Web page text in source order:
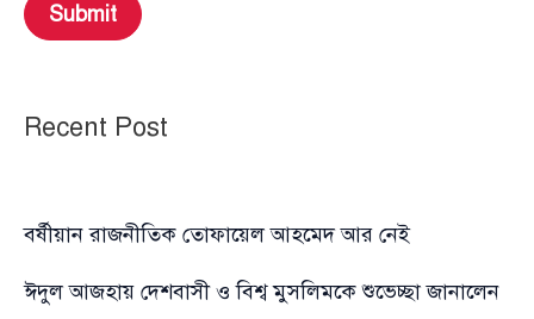
Submit
Recent Post
বর্ষীয়ান রাজনীতিক তোফায়েল আহমেদ আর নেই
ঈদুল আজহায় দেশবাসী ও বিশ্ব মুসলিমকে শুভেচ্ছা জানালেন